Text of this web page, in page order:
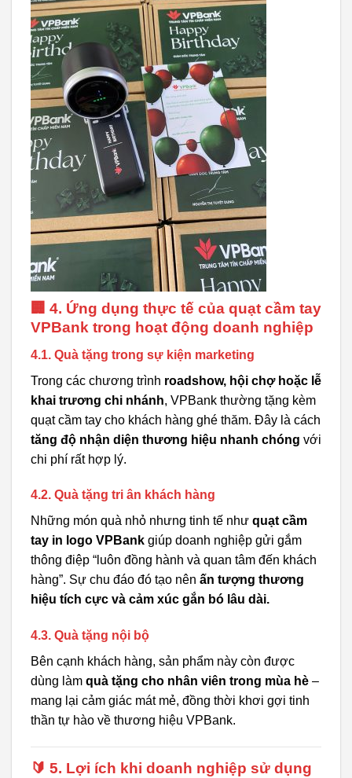
🏢 4. Ứng dụng thực tế của quạt cầm tay
VPBank trong hoạt động doanh nghiệp
4.1. Quà tặng trong sự kiện marketing
Trong các chương trình roadshow, hội chợ hoặc lễ
khai trương chi nhánh, VPBank thường tặng kèm
quạt cầm tay cho khách hàng ghé thăm. Đây là cách
tăng độ nhận diện thương hiệu nhanh chóng với
chi phí rất hợp lý.
4.2. Quà tặng tri ân khách hàng
Những món quà nhỏ nhưng tinh tế như quạt cầm
tay in logo VPBank giúp doanh nghiệp gửi gắm
thông điệp “luôn đồng hành và quan tâm đến khách
hàng”. Sự chu đáo đó tạo nên ấn tượng thương
hiệu tích cực và cảm xúc gắn bó lâu dài.
4.3. Quà tặng nội bộ
Bên cạnh khách hàng, sản phẩm này còn được
dùng làm quà tặng cho nhân viên trong mùa hè –
mang lại cảm giác mát mẻ, đồng thời khơi gợi tinh
thần tự hào về thương hiệu VPBank.
🔰 5. Lợi ích khi doanh nghiệp sử dụng